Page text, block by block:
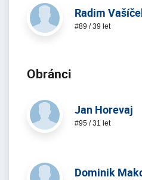
Radim
#89 / 39 let
Obránci
Jan Horevaj
#95 / 31 let
Dominik